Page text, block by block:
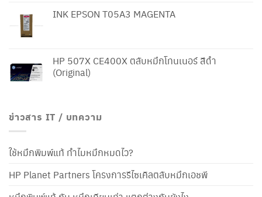
INK EPSON T05A3 MAGENTA
HP 507X CE400X ตลับหมึกโทนเนอร์ สีดำ
(Original)
ข่าวสาร IT / บทความ
ใช้หมึกพิมพ์แท้ ทำไมหมึกหมดไว?
HP Planet Partners โครงการรีไซเคิลตลับหมึกเอชพี